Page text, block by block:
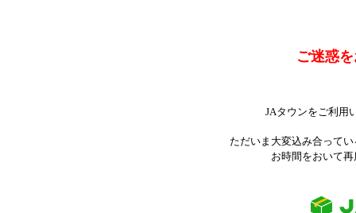
ご迷惑
JAタウンをご利用
ただいま大変込み合って
お時間をおいて